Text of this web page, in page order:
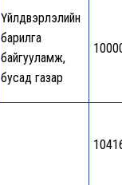
Үйлдвэрлэлийн
барилга
байгууламж,
бусад газар